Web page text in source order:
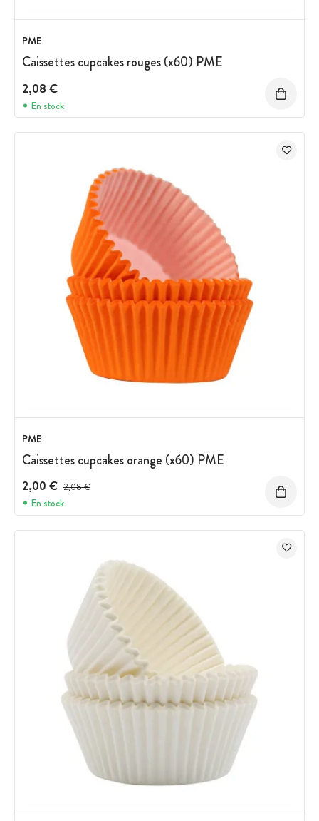
PME
Caissettes cupcakes rouges (x60) PME
2,08 €
En stock
PME
Caissettes cupcakes orange (x60) PME
2,00 € Prix avant réduction :
2,08 €
En stock